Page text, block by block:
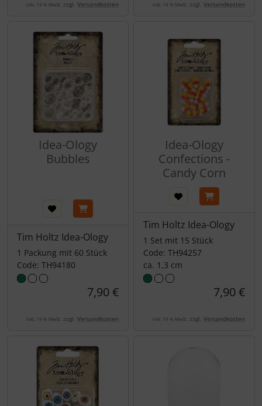
inkl. 19 % MwSt. zzgl. Versandkosten inkl. 19 % MwSt. zzgl. Versandkosten
Idea-Ology
Bubbles
Tim Holtz Idea-Ology
1 Packung mit 60 Stück
Code: TH94180
7,90 €
inkl. 19 % MwSt. zzgl. Versandkosten
Idea-Ology
Confections -
Candy Corn
Tim Holtz Idea-Ology
1 Set mit 15 Stück
Code: TH94257
ca. 1,3 cm
7,90 €
inkl. 19 % MwSt. zzgl. Versandkosten